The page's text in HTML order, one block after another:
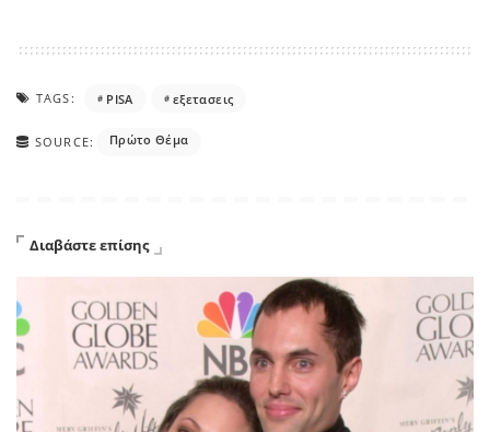
TAGS: PISA εξετασεις
SOURCE: Πρώτο Θέμα
Διαβάστε επίσης